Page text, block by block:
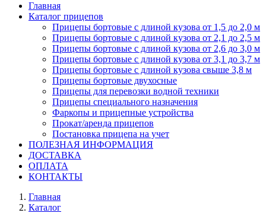
Главная
Каталог прицепов
Прицепы бортовые с длиной кузова от 1,5 до 2,0 м
Прицепы бортовые с длиной кузова от 2,1 до 2,5 м
Прицепы бортовые с длиной кузова от 2,6 до 3,0 м
Прицепы бортовые с длиной кузова от 3,1 до 3,7 м
Прицепы бортовые с длиной кузова свыше 3,8 м
Прицепы бортовые двухосные
Прицепы для перевозки водной техники
Прицепы специального назначения
Фаркопы и прицепные устройства
Прокат/аренда прицепов
Постановка прицепа на учет
ПОЛЕЗНАЯ ИНФОРМАЦИЯ
ДОСТАВКА
ОПЛАТА
КОНТАКТЫ
Главная
Каталог